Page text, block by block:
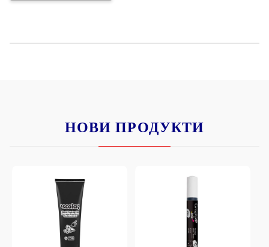
НОВИ ПРОДУКТИ